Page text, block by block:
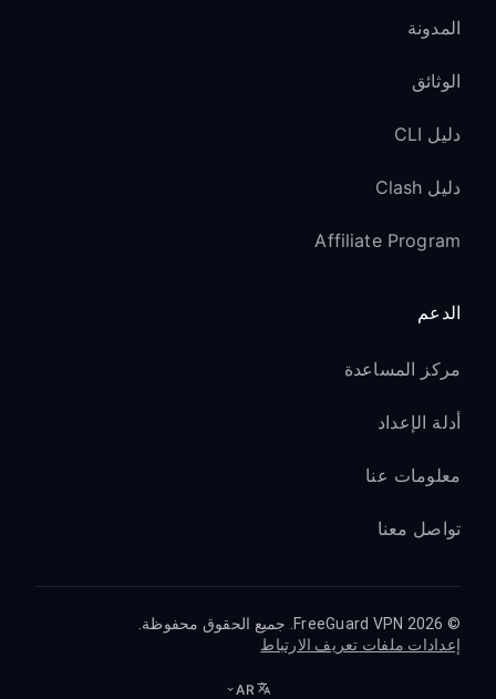
المدونة
الوثائق
دليل CLI
دليل Clash
Affiliate Program
الدعم
مركز المساعدة
أدلة الإعداد
معلومات عنا
تواصل معنا
© 2026 FreeGuard VPN. جميع الحقوق محفوظة.
إعدادات ملفات تعريف الارتباط
AR